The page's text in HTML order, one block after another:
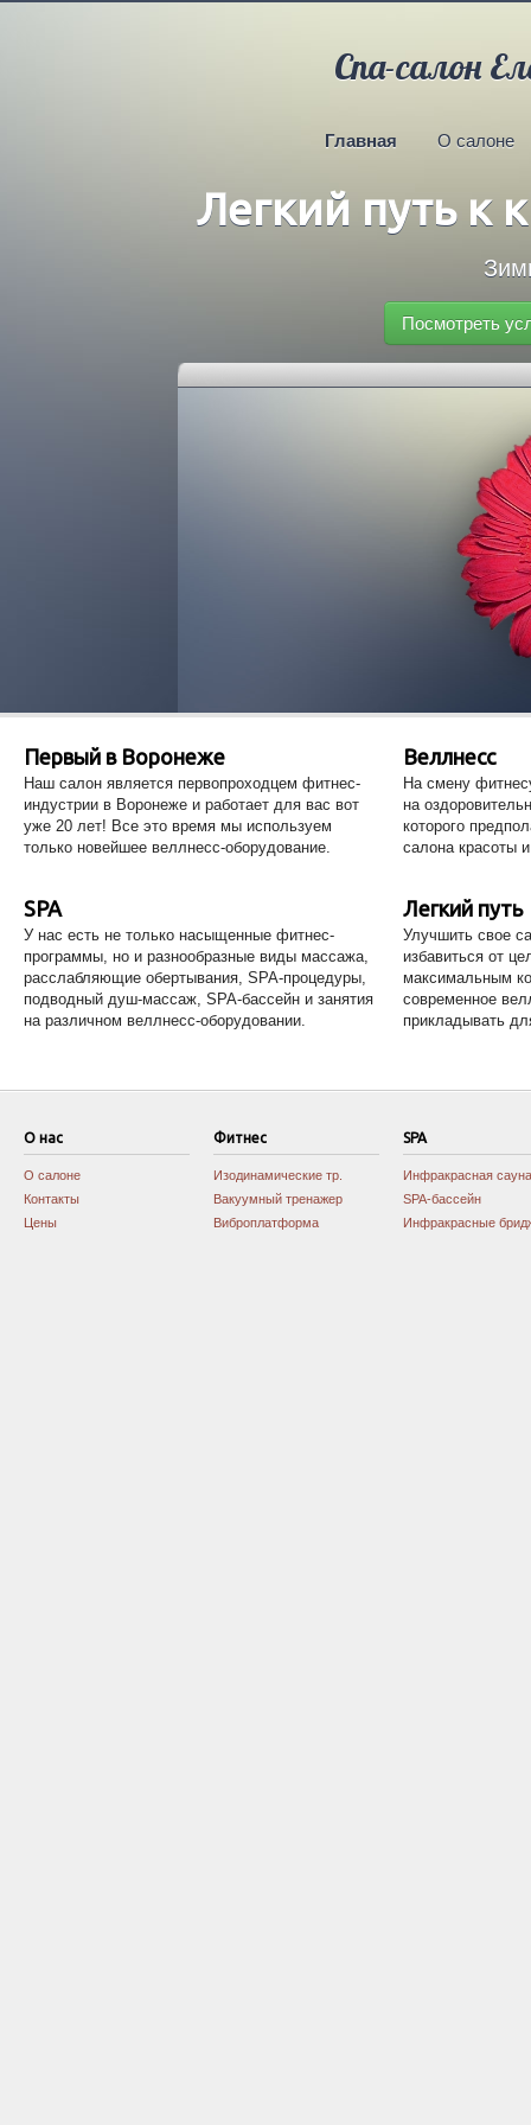
Спа-салон
Главная О салоне
Легкий путь к
Посмотреть
Первый в Воронеже
Наш салон является первопроходцем фитнес-
индустрии в Воронеже и работает для вас вот
уже 20 лет! Все это время мы используем
только новейшее веллнесс-оборудование.
Веллнесс
На смену
на
которого
салона красоты
SPA
У нас есть не только насыщенные фитнес-
программы, но и разнообразные виды массажа,
расслабляющие обертывания, SPA-процедуры,
подводный душ-массаж, SPA-бассейн и занятия
на различном веллнесс-оборудовании.
Легкий путь
Улучшить свое
избавиться от
максимальным
современное
прикладывать
О нас
О салоне
Контакты
Цены
Фитнес
Изодинамические тр.
Вакуумный тренажер
Виброплатформа
SPA
Инфракрасная сауна
SPA-бассейн
Инфракрасные